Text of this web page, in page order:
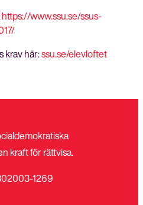
https://www.ssu.se/ssus-
krav här:ssu.se/elevloftet
kraft för rättvisa.
1269